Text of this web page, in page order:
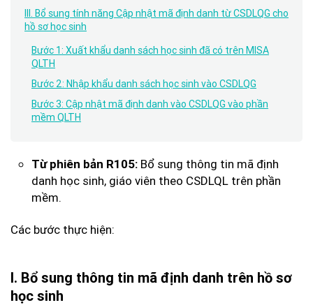
III. Bổ sung tính năng Cập nhật mã định danh từ CSDLQG cho
hồ sơ học sinh
Bước 1: Xuất khẩu danh sách học sinh đã có trên MISA
QLTH
Bước 2: Nhập khẩu danh sách học sinh vào CSDLQG
Bước 3: Cập nhật mã định danh vào CSDLQG vào phần
mềm QLTH
Từ phiên bản R105: Bổ sung thông tin mã định
danh học sinh, giáo viên theo CSDLQL trên phần
mềm.
Các bước thực hiện:
I. Bổ sung thông tin mã định danh trên hồ sơ
học sinh